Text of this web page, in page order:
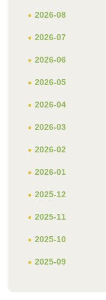
2026-08
2026-07
2026-06
2026-05
2026-04
2026-03
2026-02
2026-01
2025-12
2025-11
2025-10
2025-09